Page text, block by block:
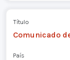
Título
Comunicado
País